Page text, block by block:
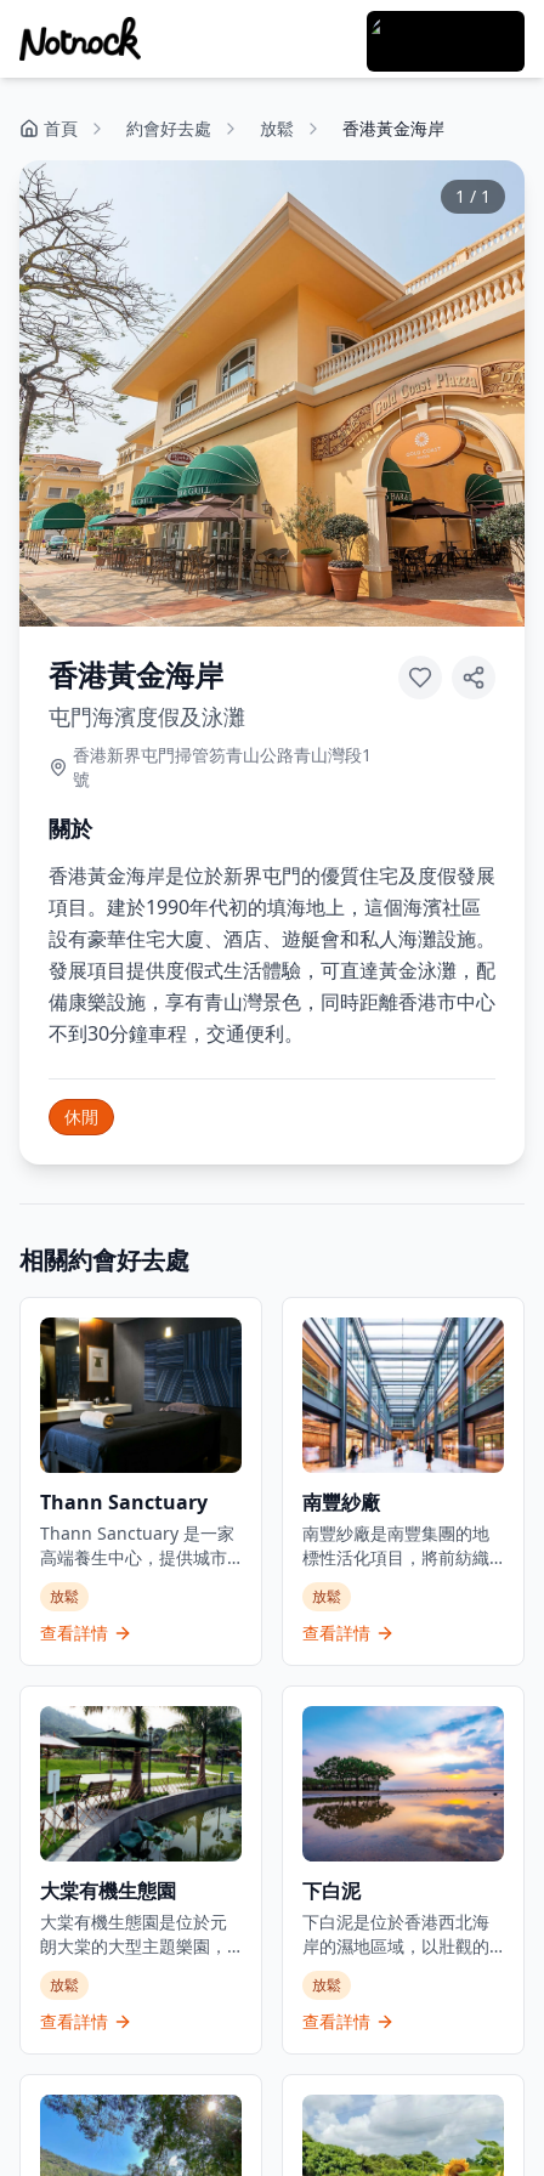
首頁 約會好去處 放鬆 香港黃金海岸
1 / 1
香港黃金海岸
屯門海濱度假及泳灘
香港新界屯門掃管笏青山公路青山灣段1
號
關於
香港黃金海岸是位於新界屯門的優質住宅及度假發展
項目。建於1990年代初的填海地上，這個海濱社區
設有豪華住宅大廈、酒店、遊艇會和私人海灘設施。
發展項目提供度假式生活體驗，可直達黃金泳灘，配
備康樂設施，享有青山灣景色，同時距離香港市中心
不到30分鐘車程，交通便利。
休閒
相關約會好去處
Thann Sanctuary
Thann Sanctuary 是一家
高端養生中心，提供城市
中心的寧靜避風港。受到
自然元素和亞洲療癒傳統
的啟發，它提供一系列旨
用 THANN 屢獲殊榮的天
然護膚產品的特色療法，
這些產品由植物和精油製
成。寧靜的氛圍，搭配簡
約設計和舒緩的香氣，營
造出一個放鬆的和平避難
所。Thann Sanctuary 還
以滿足個人需求，確保全
面的體驗。這不僅是一個
水療中心，更是一個自我
照顧和正念的聖殿。
放鬆
查看詳情
南豐紗廠
南豐紗廠是南豐集團的地
標性活化項目，將前紡織
製造設施轉變為文化體驗
和歷史地標。位於荃灣柴
灣角白田壩街45號，這個
創立，他是南豐集團的創
始人。南豐紗廠現在是一
個潮流聚集地，擁有創意
文化零售，設有活動空
間，慶祝香港共同的工業
遺產。該設施每日上午10
時至晚上10時營業，包括
雕塑，使其成為一個燈光
優美的文化目的地。作為
香港的文化創意地標之
一，南豐紗廠定期舉辦文
化活動和展覽，為遊客提
供獨特的遺產保護和當代
放鬆
查看詳情
大棠有機生態園
大棠有機生態園是位於元
朗大棠的大型主題樂園，
以教育、保育與娛樂為核
心，為遊客帶來獨特的遊
樂體驗，啟發生態探索，
動場地、植物教育徑、大
棠茘枝園、BBQ燒烤場、
War game野戰場、騎馬
場、踩單車場、繩網、鴕
放鬆
查看詳情
下白泥
下白泥是位於香港西北海
岸的濕地區域，以壯觀的
日落景色和生物多樣性而
聞名。這裡可能是香港觀
賞日落的最佳地點，特別
「下」意指較低的位置，
擁有面向后海灣、被山脈
環繞的海岸濕地環境。這
片泥灘濕地為遊客提供日
放鬆
查看詳情